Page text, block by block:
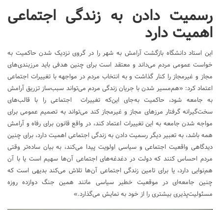
رسمیت دادن به زندگی اجتماعی
اهمیت دارد
این استاد دانشگاه بازگشت آرامش به شهر را در گروی نزدیک شدن حاکمیت به
خواست عمومی مردم می‌داند و معتقد است برای چنین هدفی باید مرزبندی‌های
مجاز و غیرمجاز را کنار گذاشت و به انتخاب مردم در مواجهه با تغییرات اجتماعی
اعتماد کرد: «هم‌مسیر شدن با جریان زندگی مردم می‌تواند سبب‌ساز تزریق آرامش
به جامعه شود، حاکمیت به‌جای این‌که تغییرات اجتماعی را با قالب‌های
سخت‌گیرانه گرفتار مرزهای مجاز و غیرمجاز کند می‌تواند به تصمیم عمومی برای
مواجه شدن جامعه به این تغییرات اعتماد کند، در واقع قانون برای رفاه و آرامش
همه باشد، به تعبیر دیگر رسمیت دادن به زندگی اجتماعی اهمیت دارد، برای چنین
دیدگاهی واقعیت اجتماعی و سیاسی اولویت پیدا می‌کند، به بیان ساده‌تر وقتی
مردم احساس کنند که دولت در دغدغه‌های اجتماعی آن‌ها سهیم است یا با آن
هم‌نوایی دارد، یا برای تامین زندگی اجتماعی آن‌ها تلاش می‌کند بدیهی است که
چنین جامعه‌ای در موقعیت خطیر سیاسی مانند همین جنگ دوازده روزه
مسئولیت‌پذیری بیشتری را از خود به نمایش می‌گذارد.»